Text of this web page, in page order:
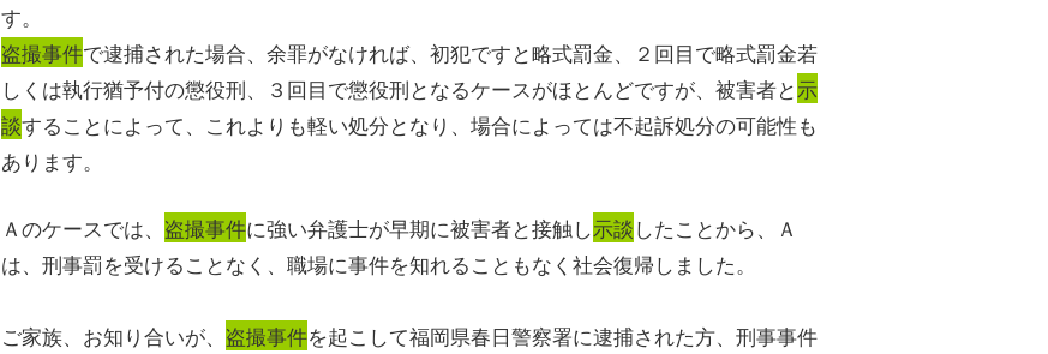
す。
盗撮事件で逮捕された場合、余罪がなければ、初犯ですと略式罰金、２回目で略式罰金若
しくは執行猶予付の懲役刑、３回目で懲役刑となるケースがほとんどですが、被害者と示
談することによって、これよりも軽い処分となり、場合によっては不起訴処分の可能性も
あります。
Ａのケースでは、 盗撮事件に強い弁護士が早期に被害者と接触し示談したことから、Ａ
は、刑事罰を受けることなく、職場に事件を知れることもなく社会復帰しました。
ご家族、お知り合いが、 盗撮事件を起こして福岡県春日警察署に逮捕された方、刑事事件